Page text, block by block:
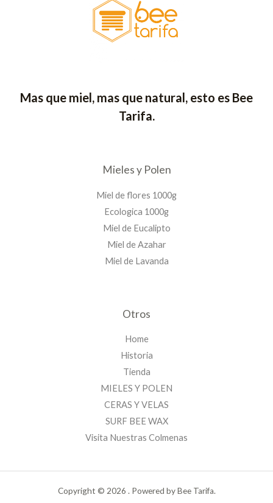
Mas que miel, mas que natural, esto es Bee
Tarifa.
Mieles y Polen
Miel de flores 1000g
Ecologica 1000g
Miel de Eucalipto
Miel de Azahar
Miel de Lavanda
Otros
Home
Historia
Tienda
MIELES Y POLEN
CERAS Y VELAS
SURF BEE WAX
Visita Nuestras Colmenas
Copyright © 2026 . Powered by Bee Tarifa.